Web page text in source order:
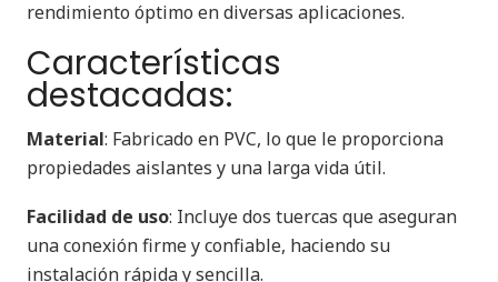
rendimiento óptimo en diversas aplicaciones.
Características
destacadas:
Material: Fabricado en PVC, lo que le proporciona
propiedades aislantes y una larga vida útil.
Facilidad de uso: Incluye dos tuercas que aseguran
una conexión firme y confiable, haciendo su
instalación rápida y sencilla.